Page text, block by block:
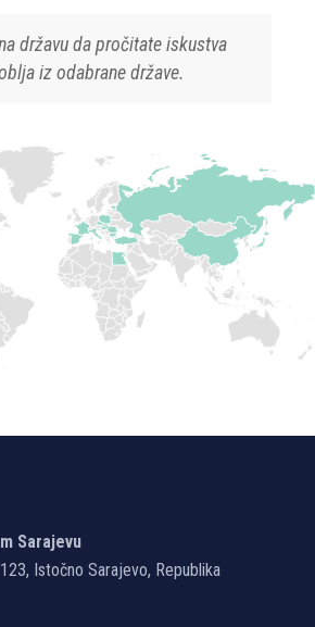
državu da pročitate iskustva
iz odabrane države.
Sarajevu
Istočno Sarajevo, Republika